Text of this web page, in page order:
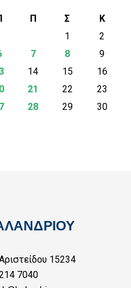
Π Σ
Κ
1
2
7 8
9
14 15
16
21 22
23
28 29
30
15234
7040